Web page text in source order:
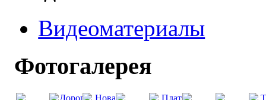
Видеоматериалы
Фотогалерея